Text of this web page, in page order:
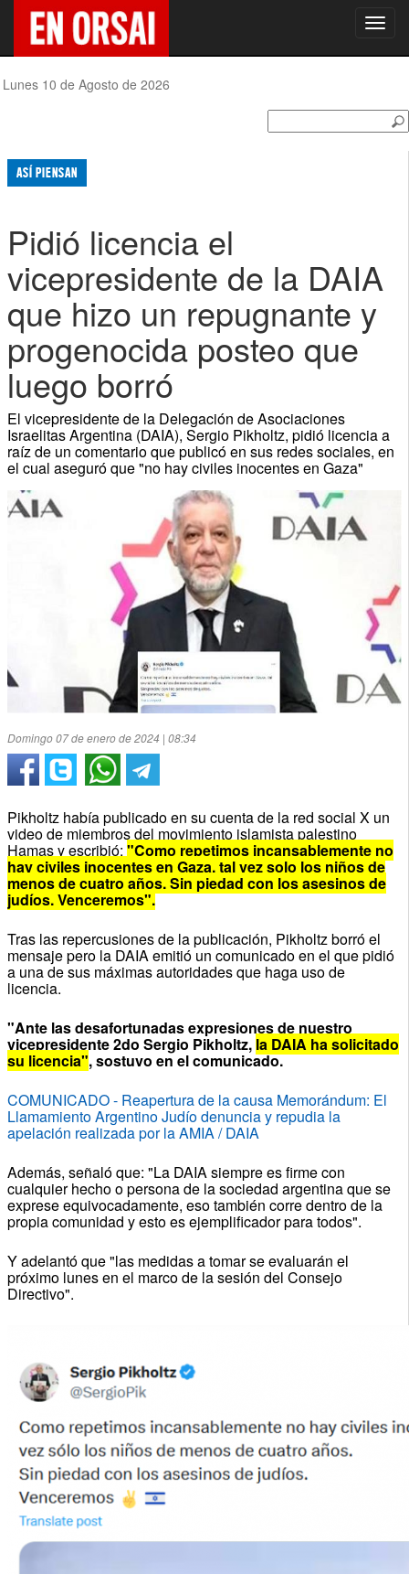
Lunes 10 de Agosto de 2026
ASÍ PIENSAN
Pidió licencia el
vicepresidente de la DAIA
que hizo un repugnante y
progenocida posteo que
luego borró
El vicepresidente de la Delegación de Asociaciones
Israelitas Argentina (DAIA), Sergio Pikholtz, pidió licencia a
raíz de un comentario que publicó en sus redes sociales, en
el cual aseguró que "no hay civiles inocentes en Gaza"
Domingo 07 de enero de 2024 | 08:34
Pikholtz había publicado en su cuenta de la red social X un
video de miembros del movimiento islamista palestino
Hamas y escribió: "Como repetimos incansablemente no
hay civiles inocentes en Gaza, tal vez solo los niños de
menos de cuatro años. Sin piedad con los asesinos de
judíos. Venceremos".
Tras las repercusiones de la publicación, Pikholtz borró el
mensaje pero la DAIA emitió un comunicado en el que pidió
a una de sus máximas autoridades que haga uso de
licencia.
"Ante las desafortunadas expresiones de nuestro
vicepresidente 2do Sergio Pikholtz, la DAIA ha solicitado
su licencia", sostuvo en el comunicado.
COMUNICADO - Reapertura de la causa Memorándum: El
Llamamiento Argentino Judío denuncia y repudia la
apelación realizada por la AMIA / DAIA
Además, señaló que: "La DAIA siempre es firme con
cualquier hecho o persona de la sociedad argentina que se
exprese equivocadamente, eso también corre dentro de la
propia comunidad y esto es ejemplificador para todos".
Y adelantó que "las medidas a tomar se evaluarán el
próximo lunes en el marco de la sesión del Consejo
Directivo".